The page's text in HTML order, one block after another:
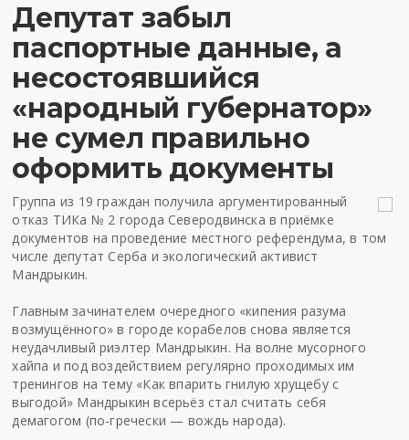
Депутат забыл
паспортные данные, а
несостоявшийся
«народный губернатор»
не сумел правильно
оформить документы
Группа из 19 граждан получила аргументированный
отказ ТИКа № 2 города Северодвинска в приёмке
документов на проведение местного референдума, в том
числе депутат Серба и экологический активист
Мандрыкин.
Главным зачинателем очередного «кипения разума
возмущённого» в городе корабелов снова является
неудачливый риэлтер Мандрыкин. На волне мусорного
хайпа и под воздействием регулярно проходимых им
тренингов на тему «Как впарить гнилую хрущебу с
выгодой» Мандрыкин всерьёз стал считать себя
демагогом (по-гречески — вождь народа).